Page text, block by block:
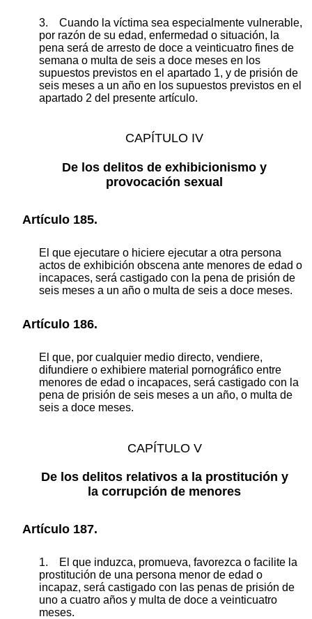
3. Cuando la víctima sea especialmente vulnerable,
por razón de su edad, enfermedad o situación, la
pena será de arresto de doce a veinticuatro fines de
semana o multa de seis a doce meses en los
supuestos previstos en el apartado 1, y de prisión de
seis meses a un año en los supuestos previstos en el
apartado 2 del presente artículo.
CAPÍTULO IV
De los delitos de exhibicionismo y
provocación sexual
Artículo 185.
El que ejecutare o hiciere ejecutar a otra persona
actos de exhibición obscena ante menores de edad o
incapaces, será castigado con la pena de prisión de
seis meses a un año o multa de seis a doce meses.
Artículo 186.
El que, por cualquier medio directo, vendiere,
difundiere o exhibiere material pornográfico entre
menores de edad o incapaces, será castigado con la
pena de prisión de seis meses a un año, o multa de
seis a doce meses.
CAPÍTULO V
De los delitos relativos a la prostitución y
la corrupción de menores
Artículo 187.
1. El que induzca, promueva, favorezca o facilite la
prostitución de una persona menor de edad o
incapaz, será castigado con las penas de prisión de
uno a cuatro años y multa de doce a veinticuatro
meses.